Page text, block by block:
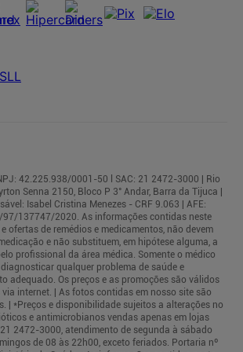
42.225.938/0001-50 l SAC: 21 2472-3000 | Rio
Senna 2150, Bloco P 3° Andar, Barra da Tijuca |
Isabel Cristina Menezes - CRF 9.063 | AFE:
97/137747/2020. As informações contidas neste
ofertas de remédios e medicamentos, não devem
e não substituem, em hipótese alguma, a
profissional da área médica. Somente o médico
qualquer problema de saúde e
adequado. Os preços e as promoções são válidos
internet. | As fotos contidas em nosso site são
| *Preços e disponibilidade sujeitos a alterações no
e antimicrobianos vendas apenas em lojas
2472-3000, atendimento de segunda à sábado
de 08 às 22h00, exceto feriados. Portaria nº